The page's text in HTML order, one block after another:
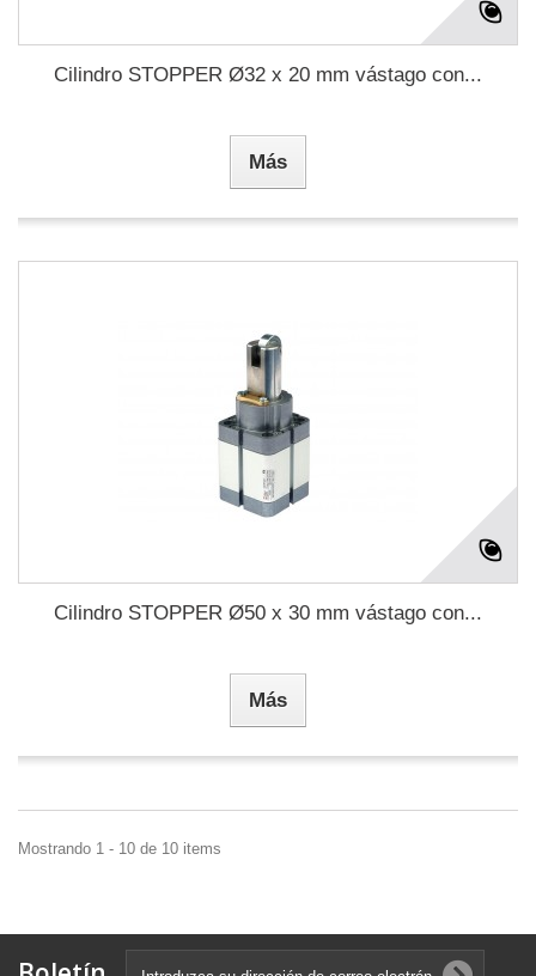
Cilindro STOPPER Ø32 x 20 mm vástago con...
Más
Cilindro STOPPER Ø50 x 30 mm vástago con...
Más
Mostrando 1 - 10 de 10 items